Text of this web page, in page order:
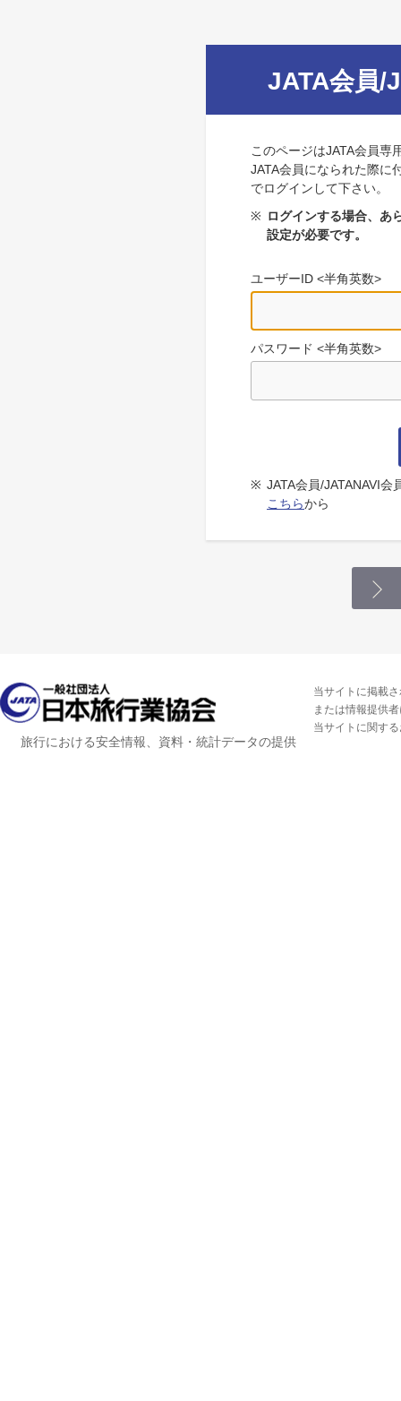
JATA会員/
このページはJATA会員専
JATA会員になられた際に
でログインして下さい。
※ ログインする場合、あ
設定が必要です。
ユーザーID <半角英数>
パスワード <半角英数>
※ JATA会員/JATANAVI
こちらから
旅行における安全情報、資料・統計データの提供
当サイトに掲載
または情報提供
当サイトに関す